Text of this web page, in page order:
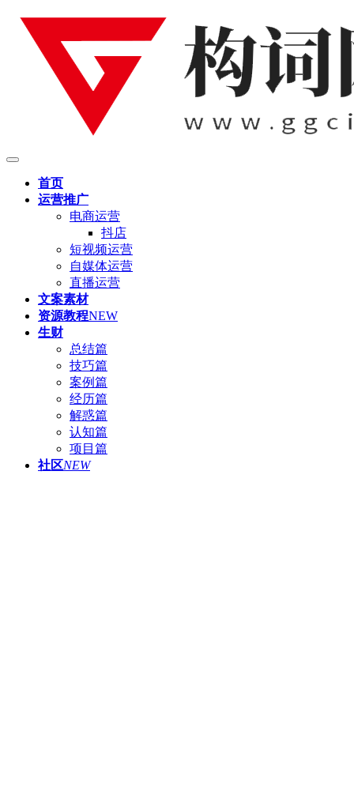
首页
运营推广
电商运营
抖店
短视频运营
自媒体运营
直播运营
文案素材
资源教程NEW
生财
总结篇
技巧篇
案例篇
经历篇
解惑篇
认知篇
项目篇
社区NEW